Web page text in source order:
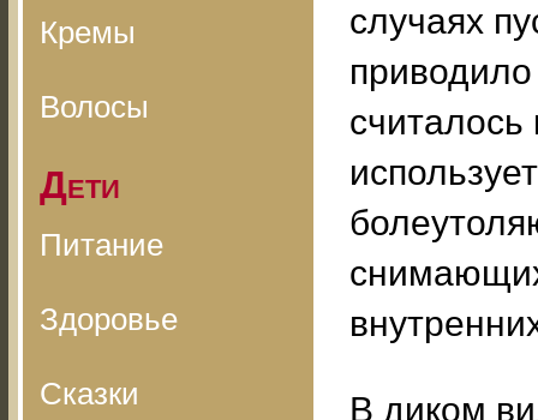
Кремы
Волосы
Дети
Питание
Здоровье
Сказки
случаях
В диком